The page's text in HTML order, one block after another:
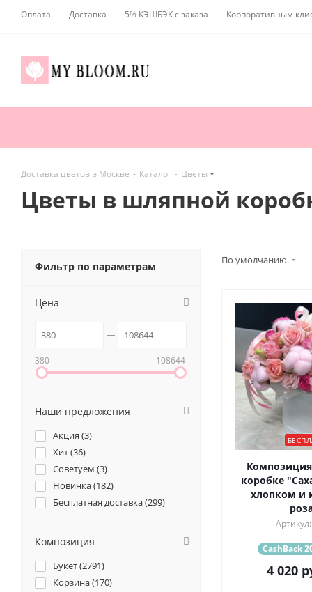
Оплата Доставка 5% КЭШБЭК с заказа Корпоративным
Доставка цветов в Москве - Каталог - Цветы
Цветы в шляпной
По умолчанию
коробке
хлопком и
CashBack
4 020
Фильтр по параметрам
Цена
380 108644
Наши предложения
Акция (3)
Хит (36)
Советуем (3)
Новинка (182)
Бесплатная доставка (299)
Композиция
Букет (2791)
Корзина (170)